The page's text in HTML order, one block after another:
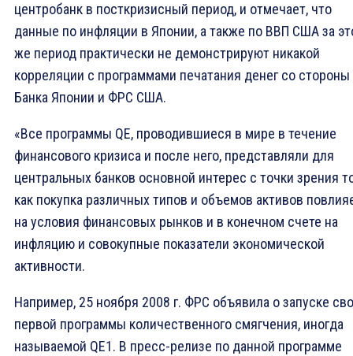
центробанк в посткризисный период, и отмечает, что
данные по инфляции в Японии, а также по ВВП США за
же период практически не демонстрируют никакой
корреляции с программами печатания денег со стороны
Банка Японии и ФРС США.
«Все программы QE, проводившиеся в мире в течение
финансового кризиса и после него, представляли для
центральных банков основной интерес с точки зрения
как покупка различных типов и объемов активов
на условия финансовых рынков и в конечном счете на
инфляцию и совокупные показатели экономической
активности.
Например, 25 ноября 2008 г. ФРС объявила о запуске
первой программы количественного смягчения, иногда
называемой QE1. В пресс-релизе по данной программе